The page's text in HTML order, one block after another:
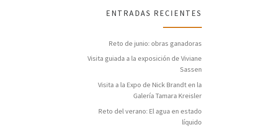
ENTRADAS RECIENTES
Reto de junio: obras ganadoras
Visita guiada a la exposición de Viviane
Sassen
Visita a la Expo de Nick Brandt en la
Galería Tamara Kreisler
Reto del verano: El agua en estado
líquido